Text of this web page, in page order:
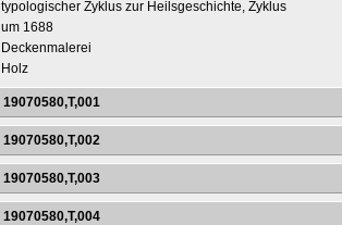
typologischer Zyklus zur Heilsgeschichte, Zyklus
um 1688
Deckenmalerei
Holz
19070580,T,001
19070580,T,002
19070580,T,003
19070580,T,004